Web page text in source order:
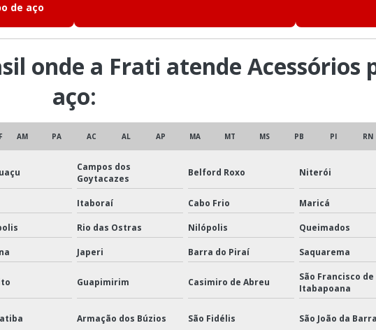
Olhal de suspensão tipo parafuso
Olhal de suspensão tipo porca
Rolinho de exercícios
Sapatilha para cabo de aço
Sapatilha leve para cabo de aço
Talhas manuais
Talhas manuais de corrente
Talhas manuais preco
Troles manuais
de aço
onde a Frati atende Acessórios
aço:
AM PA AC AL AP MA MT MS PB PI RN
Campos dos
Goytacazes
Belford Roxo Niterói
Itaboraí Cabo Frio Maricá
Rio das Ostras Nilópolis Queimados
Japeri Barra do Piraí Saquarema
Guapimirim Casimiro de Abreu
São Francisco de
Itabapoana
Armação dos Búzios São Fidélis São João da Barra